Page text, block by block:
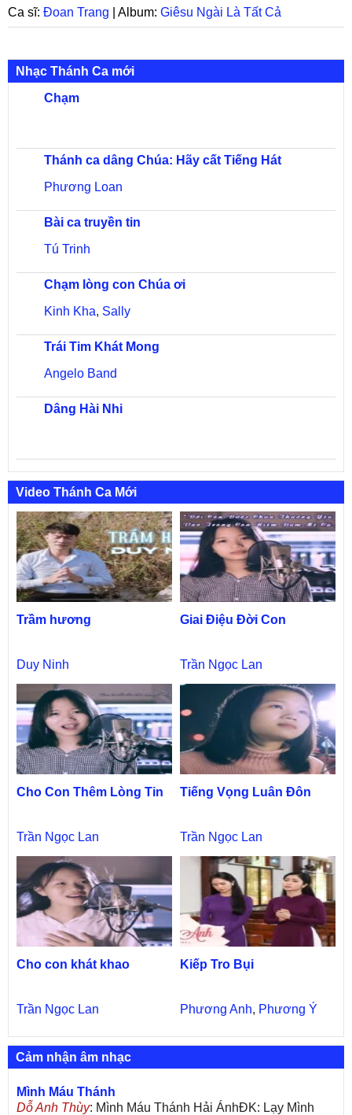
Ca sĩ: Đoan Trang | Album: Giêsu Ngài Là Tất Cả
Nhạc Thánh Ca mới
Chạm
Thánh ca dâng Chúa: Hãy cất Tiếng Hát
Phương Loan
Bài ca truyền tin
Tú Trinh
Chạm lòng con Chúa ơi
Kinh Kha, Sally
Trái Tim Khát Mong
Angelo Band
Dâng Hài Nhi
Video Thánh Ca Mới
Trầm hương
Duy Ninh
Giai Điệu Đời Con
Trần Ngọc Lan
Cho Con Thêm Lòng Tin
Trần Ngọc Lan
Tiếng Vọng Luân Đôn
Trần Ngọc Lan
Cho con khát khao
Trần Ngọc Lan
Kiếp Tro Bụi
Phương Anh, Phương Ý
Cảm nhận âm nhạc
Mình Máu Thánh
Dỗ Anh Thùy: Mình Máu Thánh Hải ÁnhĐK: Lạy Mình